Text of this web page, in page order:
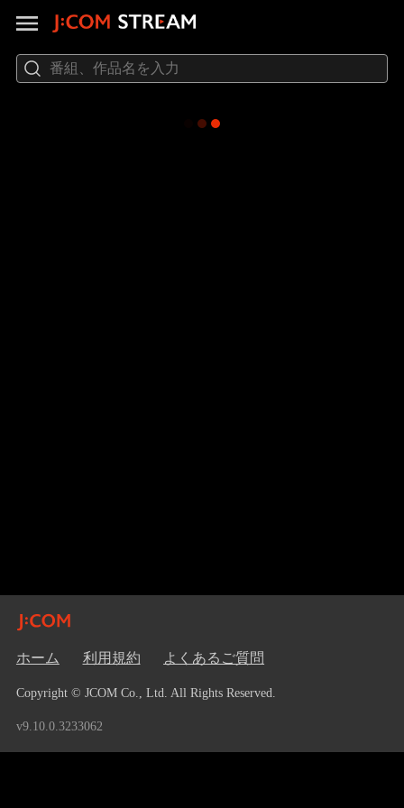
ホーム 利用規約 よくあるご質問
Copyright © JCOM Co., Ltd. All Rights Reserved.
v9.10.0.3233062